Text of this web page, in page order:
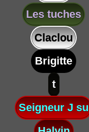
Les tuches
Claclou
Brigitte
t
Seigneur J su